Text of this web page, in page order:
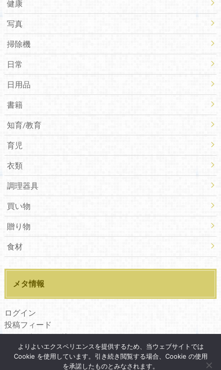
健康
写真
掃除機
日常
日用品
書籍
知育/教育
育児
衣類
調理器具
買い物
贈り物
食材
メタ情報
ログイン
投稿フィード
コメントフィード
WordPress.org
よりよいエクスペリエンスを提供するため、当ウェブサイトでは
Cookie を使用しています。引き続き閲覧する場合、Cookie の使用
を承諾したものとみなされます。